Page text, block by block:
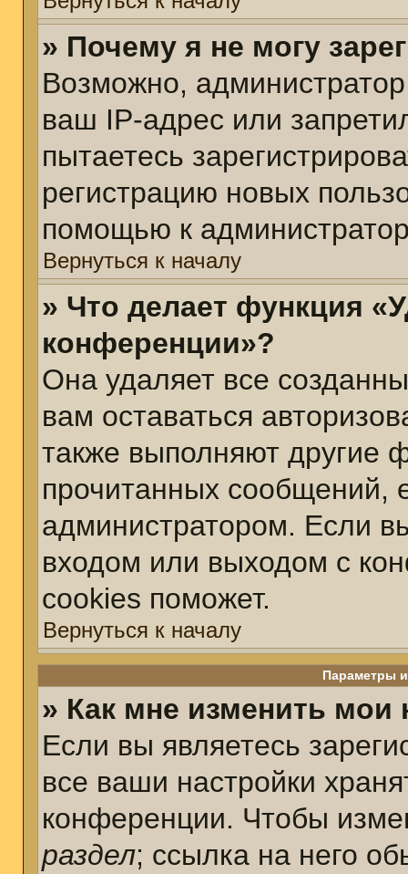
» Почему я не могу
Возможно,
ваш IP-адрес или
пытаетесь
регистрацию новых
помощью к
Вернуться к началу
» Что делает функция
конференции»?
Она удаляет все
вам оставаться
также выполняют другие
прочитанных сообщений,
администратором. Если
входом или выходом с
cookies поможет.
Вернуться к началу
Параметры
» Как мне изменить мои
Если вы являетесь
все ваши настройки
конференции. Чтобы
раздел; ссылка на него